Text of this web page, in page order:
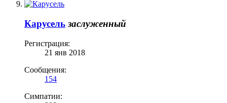
Карусель заслуженный
Регистрация:
21 янв 2018
Сообщения:
154
Симпатии: